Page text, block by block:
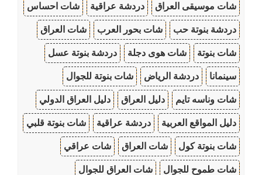
شات موسيقى العراق دردشة عراقية شات احساس
دردشة بنوتة حب شات بحور العرب شات العراق
شات بنوتة شات هوى دجلة دردشة بنوتة عسل
سينمانا دردشة الرياض شات بنوتة للجوال
شات وناسه تايم دليل العراق دليل العراق الدولي
دليل المواقع العربية دردشة عراقية شات بنوتة قلبي
شات بنوتة كول شات العراق شات عراقي
شات طموح للجوال شات العراق للجوال